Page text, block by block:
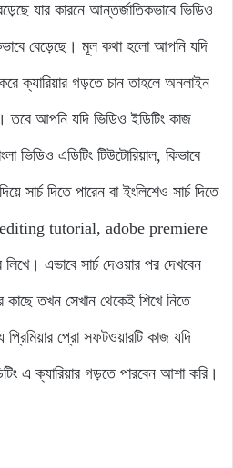
যার কারনে আন্তর্জাতিকভাবে ভিডিও
বেড়েছে। মূল কথা হলো আপনি যদি
ক্যারিয়ার গড়তে চান তাহলে অনলাইন
তবে আপনি যদি ভিডিও ইডিটিং কাজ
ভিডিও এডিটিং টিউটোরিয়াল, কিভাবে
সার্চ দিতে পারেন বা ইংলিশেও সার্চ দিতে
tutorial, adobe premiere
এভাবে সার্চ দেওয়ার পর দেখবেন
তখন সেখান থেকেই শিখে নিতে
প্রো সফটওয়ারটি কাজ যদি
এ ক্যারিয়ার গড়তে পারবেন আশা করি।